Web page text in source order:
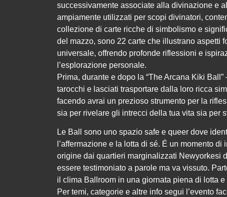
successivamente associate alla divinazione e
ampiamente utilizzati per scopi divinatori,
collezione di carte ricche di simbolismo e
del mazzo, sono 22 carte che illustrano aspetti
universale, offrendo profonde riflessioni e
l’esplorazione personale.
Prima, durante e dopo la “The Arcana Kiki
tarocchi e lasciati trasportare dalla loro ricca
facendo avrai un prezioso strumento per la
sia per rivelare gli intrecci della tua vita sia per
Le Ball sono uno spazio safe e queer dove
l’affermazione e la lotta di sé. É un momento
origine dai quartieri marginalizzati Newyorkesi
essere testimoniato a parole ma va vissuto.
il clima Ballroom in una giornata piena di lotta
Per temi, categorie e altre info segui l’evento